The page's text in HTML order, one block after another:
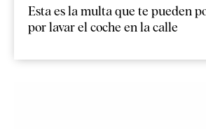
Esta es la multa que te pueden
por lavar el coche en la calle